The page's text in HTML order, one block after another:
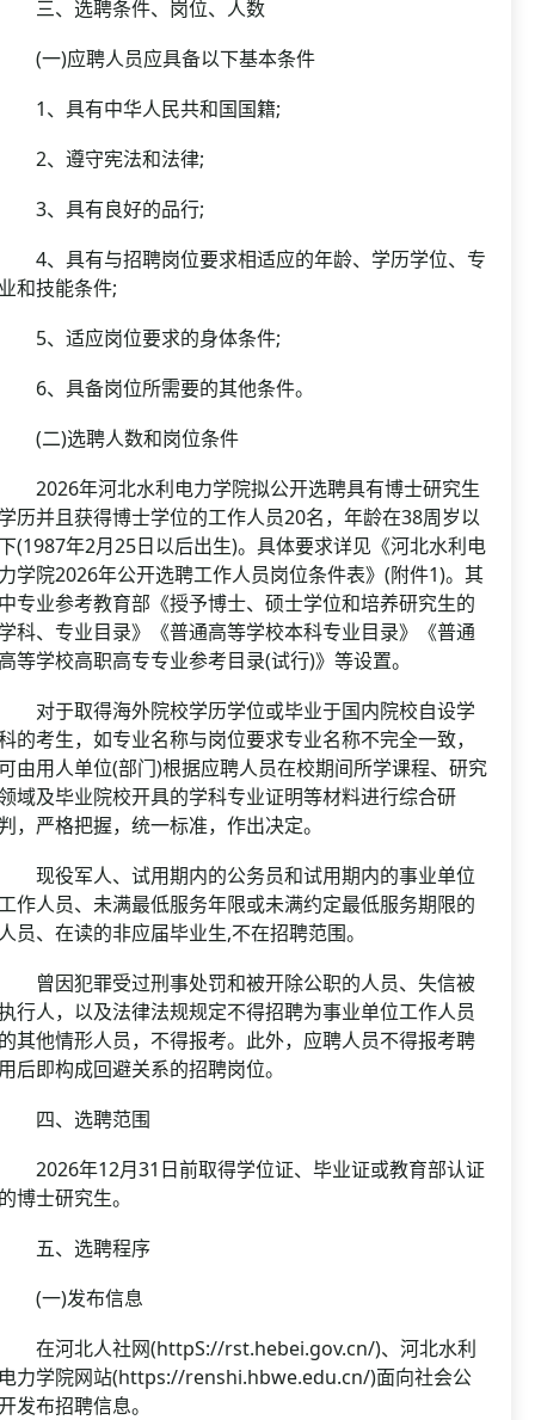
、选聘条件、岗位、人数
一)应聘人员应具备以下基本条件
、具有中华人民共和国国籍;
、遵守宪法和法律;
、具有良好的品行;
、具有与招聘岗位要求相适应的年龄、学历学位、专
和技能条件;
、适应岗位要求的身体条件;
、具备岗位所需要的其他条件。
二)选聘人数和岗位条件
年河北水利电力学院拟公开选聘具有博士研究生
历并且获得博士学位的工作人员20名，年龄在38周岁以
(1987年2月25日以后出生)。具体要求详见《河北水利电
学院2026年公开选聘工作人员岗位条件表》(附件1)。其
专业参考教育部《授予博士、硕士学位和培养研究生的
科、专业目录》《普通高等学校本科专业目录》《普通
等学校高职高专专业参考目录(试行)》等设置。
于取得海外院校学历学位或毕业于国内院校自设学
的考生，如专业名称与岗位要求专业名称不完全一致，
由用人单位(部门)根据应聘人员在校期间所学课程、研究
域及毕业院校开具的学科专业证明等材料进行综合研
，严格把握，统一标准，作出决定。
役军人、试用期内的公务员和试用期内的事业单位
作人员、未满最低服务年限或未满约定最低服务期限的
员、在读的非应届毕业生,不在招聘范围。
因犯罪受过刑事处罚和被开除公职的人员、失信被
行人，以及法律法规规定不得招聘为事业单位工作人员
其他情形人员，不得报考。此外，应聘人员不得报考聘
后即构成回避关系的招聘岗位。
、选聘范围
年12月31日前取得学位证、毕业证或教育部认证
博士研究生。
、选聘程序
一)发布信息
河北人社网(httpS://rst.hebei.gov.cn/)、河北水利
力学院网站(https://renshi.hbwe.edu.cn/)面向社会公
发布招聘信息。